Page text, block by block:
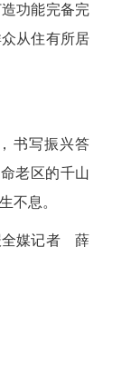
功能完备完
从住有所居
书写振兴答
老区的千山
不息。
全媒记者 薛